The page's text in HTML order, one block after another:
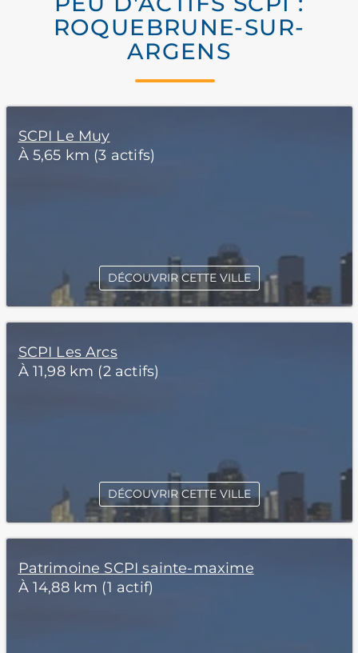
ROQUEBRUNE-SUR-
ARGENS
SCPI Le Muy
À 5,65 km (3 actifs)
DÉCOUVRIR CETTE VILLE
SCPI Les Arcs
À 11,98 km (2 actifs)
DÉCOUVRIR CETTE VILLE
Patrimoine SCPI sainte-maxime
À 14,88 km (1 actif)